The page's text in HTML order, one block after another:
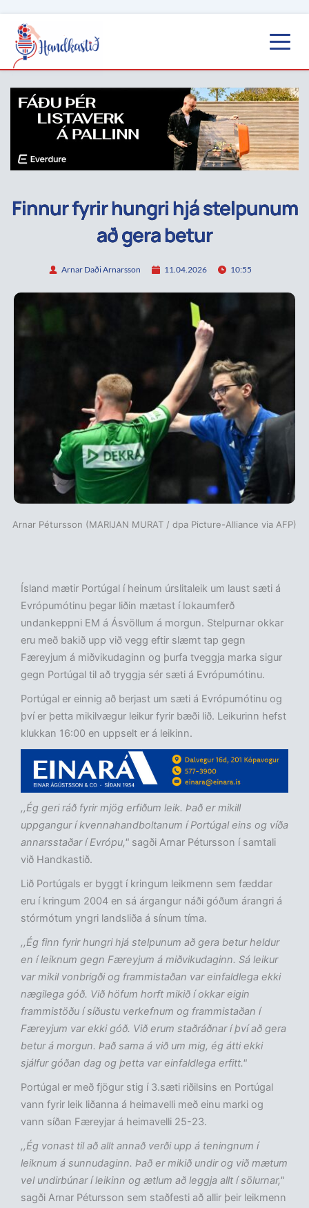
Finnur fyrir hungri hjá stelpunum
að gera betur
Arnar Daði Arnarsson 11.04.2026 10:55
Arnar Pétursson (MARIJAN MURAT / dpa Picture-Alliance via AFP)
Ísland mætir Portúgal í heinum úrslitaleik um laust sæti á
Evrópumótinu þegar liðin mætast í lokaumferð
undankeppni EM á Ásvöllum á morgun. Stelpurnar okkar
eru með bakið upp við vegg eftir slæmt tap gegn
Færeyjum á miðvikudaginn og þurfa tveggja marka sigur
gegn Portúgal til að tryggja sér sæti á Evrópumótinu.
Portúgal er einnig að berjast um sæti á Evrópumótinu og
því er þetta mikilvægur leikur fyrir bæði lið. Leikurinn hefst
klukkan 16:00 en uppselt er á leikinn.
,,Ég geri ráð fyrir mjög erfiðum leik. Það er mikill
uppgangur í kvennahandboltanum í Portúgal eins og víða
annarsstaðar í Evrópu," sagði Arnar Pétursson í samtali
við Handkastið.
Lið Portúgals er byggt í kringum leikmenn sem fæddar
eru í kringum 2004 en sá árgangur náði góðum árangri á
stórmótum yngri landsliða á sínum tíma.
,,Ég finn fyrir hungri hjá stelpunum að gera betur heldur
en í leiknum gegn Færeyjum á miðvikudaginn. Sá leikur
var mikil vonbrigði og frammistaðan var einfaldlega ekki
nægilega góð. Við höfum horft mikið í okkar eigin
frammistöðu í síðustu verkefnum og frammistaðan í
Færeyjum var ekki góð. Við erum staðráðnar í því að gera
betur á morgun. Það sama á við um mig, ég átti ekki
sjálfur góðan dag og þetta var einfaldlega erfitt."
Portúgal er með fjögur stig í 3.sæti riðilsins en Portúgal
vann fyrir leik liðanna á heimavelli með einu marki og
vann síðan Færeyjar á heimavelli 25-23.
,,Ég vonast til að allt annað verði upp á teningnum í
leiknum á sunnudaginn. Það er mikið undir og við mætum
vel undirbúnar í leikinn og ætlum að leggja allt í sölurnar,"
sagði Arnar Pétursson sem staðfesti að allir þeir leikmenn